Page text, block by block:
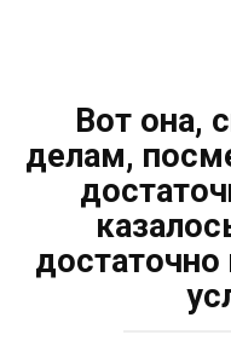
Вот она,
делам,